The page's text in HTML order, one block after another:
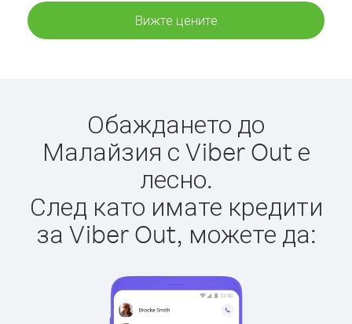
Вижте цените
Обаждането до
Малайзия с Viber Out е
лесно.
След като имате кредити
за Viber Out, можете да: